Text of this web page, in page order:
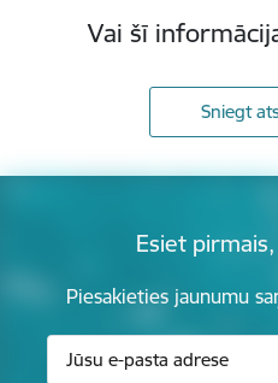
Vai šī
Sniegt
Esiet
Piesakieties jaunumu